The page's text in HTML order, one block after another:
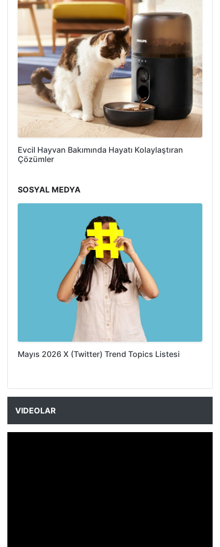
Evcil Hayvan Bakımında Hayatı Kolaylaştıran
Çözümler
SOSYAL MEDYA
Mayıs 2026 X (Twitter) Trend Topics Listesi
VIDEOLAR